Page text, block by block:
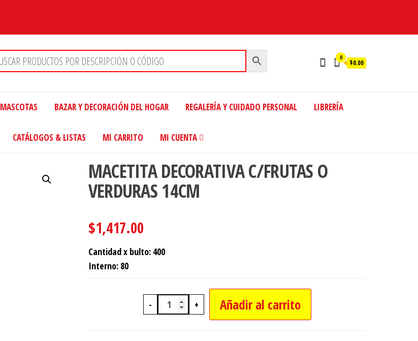
0
$0.00
MASCOTAS BAZAR Y DECORACIÓN DEL HOGAR REGALERÍA Y CUIDADO PERSONAL LIBRERÍA
CATÁLOGOS & LISTAS MI CARRITO MI CUENTA
MACETITA DECORATIVA C/FRUTAS O
VERDURAS 14CM
$1,417.00
Cantidad x bulto: 400
Interno: 80
-
MACETITA DECORATIVA C/FRUTAS O VERDURAS
+ Añadir al carrito